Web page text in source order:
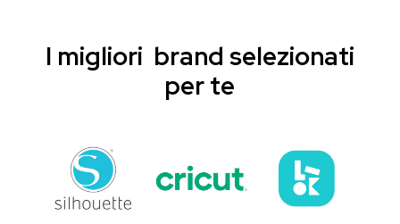
I migliori brand selezionati
per te